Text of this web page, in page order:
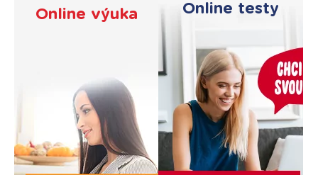
Online výuka Online testy